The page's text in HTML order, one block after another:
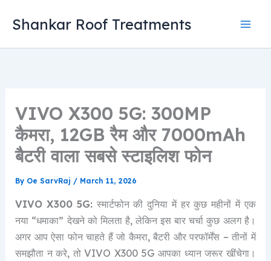
Shankar Roof Treatments
VIVO X300 5G: 300MP
कैमरा, 12GB रैम और 7000mAh
बैटरी वाला सबसे स्टाइलिश फोन
By Oe SarvRaj / March 11, 2026
VIVO X300 5G:स्मार्टफोन की दुनिया में हर कुछ महीनों में एक
नया “धमाका” देखने को मिलता है, लेकिन इस बार चर्चा कुछ अलग है।
अगर आप ऐसा फोन चाहते हैं जो कैमरा, बैटरी और परफॉर्मेंस – तीनों में
समझौता न करे, तो VIVO X300 5G आपका ध्यान जरूर खींचेगा।